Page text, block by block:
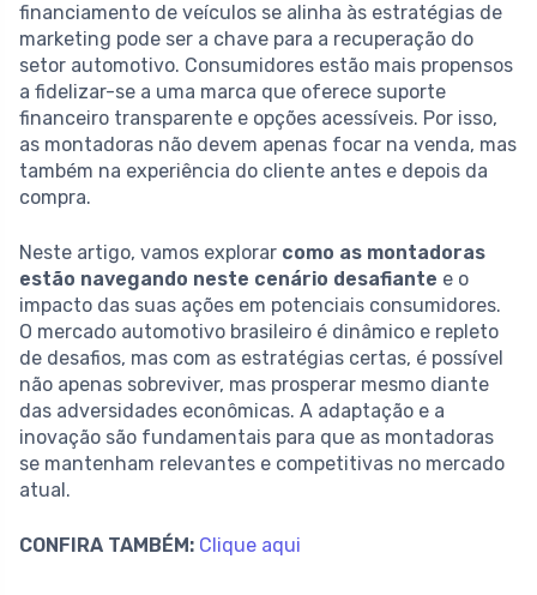
financiamento de veículos se alinha às estratégias de
marketing pode ser a chave para a recuperação do
setor automotivo. Consumidores estão mais propensos
a fidelizar-se a uma marca que oferece suporte
financeiro transparente e opções acessíveis. Por isso,
as montadoras não devem apenas focar na venda, mas
também na experiência do cliente antes e depois da
compra.
Neste artigo, vamos explorar como as montadoras
estão navegando neste cenário desafiante e o
impacto das suas ações em potenciais consumidores.
O mercado automotivo brasileiro é dinâmico e repleto
de desafios, mas com as estratégias certas, é possível
não apenas sobreviver, mas prosperar mesmo diante
das adversidades econômicas. A adaptação e a
inovação são fundamentais para que as montadoras
se mantenham relevantes e competitivas no mercado
atual.
CONFIRA TAMBÉM: Clique aqui